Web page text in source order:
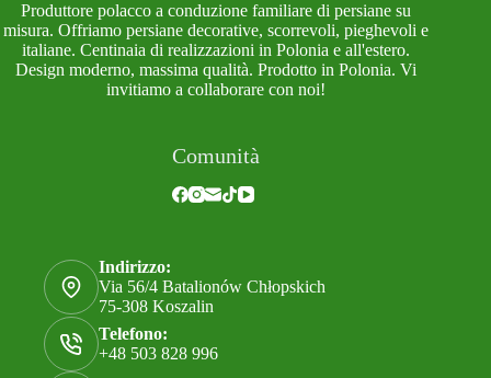
Produttore polacco a conduzione familiare di persiane su
misura. Offriamo persiane decorative, scorrevoli, pieghevoli e
italiane. Centinaia di realizzazioni in Polonia e all'estero.
Design moderno, massima qualità. Prodotto in Polonia. Vi
invitiamo a collaborare con noi!
Comunità
Indirizzo:
Via 56/4 Batalionów Chłopskich
75-308 Koszalin
Telefono:
+48 503 828 996